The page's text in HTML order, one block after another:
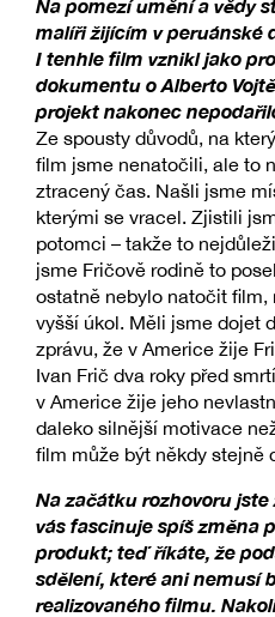
Na pomezí umění a vědy
malíři žijícím v peruánské
I tenhle film vznikl jako
dokumentu o Alberto
projekt nakonec
Ze spousty důvodů, na
film jsme nenatočili, ale to
ztracený čas. Našli jsme
kterými se vracel. Zjistili
potomci – takže to
jsme Fričově rodině to
ostatně nebylo natočit
vyšší úkol. Měli jsme dojet
zprávu, že v Americe žije
Ivan Frič dva roky před
v Americe žije jeho
daleko silnější motivace
film může být někdy stejně
Na začátku rozhovoru
vás fascinuje spíš změna
produkt; teď říkáte, že
sdělení, které ani nemusí
realizovaného filmu.